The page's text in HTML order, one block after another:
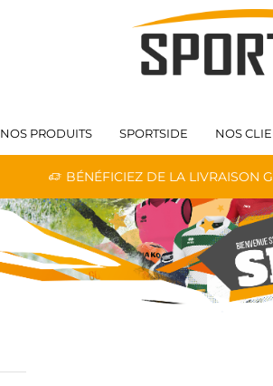
NOS PRODUITS SPORTSIDE NOS
BÉNÉFICIEZ DE LA LIVRAISON